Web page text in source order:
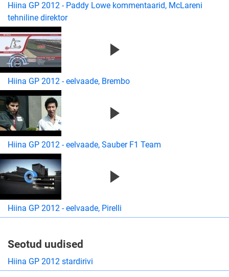
Hiina GP 2012 - Paddy Lowe kommentaarid, McLareni
tehniline direktor
Hiina GP 2012 - eelvaade, Brembo
Hiina GP 2012 - eelvaade, Sauber F1 Team
Hiina GP 2012 - eelvaade, Pirelli
Seotud uudised
Hiina GP 2012 stardirivi